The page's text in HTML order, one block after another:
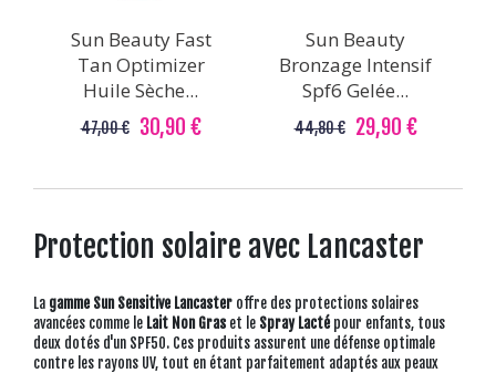
Sun Beauty Fast
Tan Optimizer
Huile Sèche...
47,00 € 30,90 €
Sun Beauty
Bronzage Intensif
Spf6 Gelée...
44,80 € 29,90 €
Protection solaire avec Lancaster
La gamme Sun Sensitive Lancaster offre des protections solaires
avancées comme le Lait Non Gras et le Spray Lactépour enfants, tous
deux dotés d'un SPF50. Ces produits assurent une défense optimale
contre les rayons UV, tout en étant parfaitement adaptés aux peaux